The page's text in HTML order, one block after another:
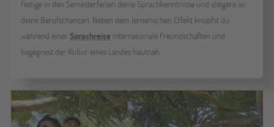
Festige in den Semesterferien deine Sprachkenntnisse und steigere so
deine Berufschancen­. Neben dem lernerischen Effekt knüpfst du
während einer Sprachreise internationale Freundschaften und
begegnest der Kultur eines Landes hautnah.